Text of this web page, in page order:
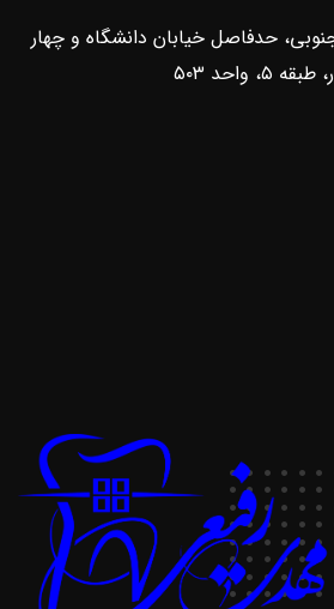
حدفاصل خیابان دانشگاه و چهار
واحد ۵۰۳